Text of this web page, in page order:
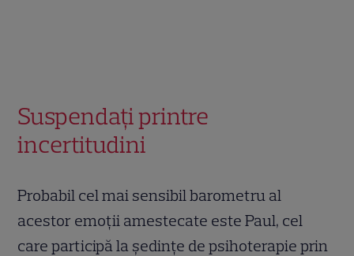
Suspendați printre
incertitudini
Probabil cel mai sensibil barometru al
acestor emoții amestecate este Paul, cel
care participă la ședințe de psihoterapie prin